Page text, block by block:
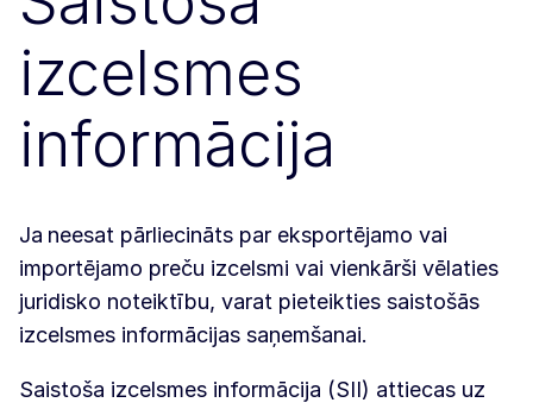
izcelsmes
informācija
Ja neesat pārliecināts par eksportējamo vai
importējamo preču izcelsmi vai vienkārši vēlaties
juridisko noteiktību, varat pieteikties saistošās
izcelsmes informācijas saņemšanai.
Saistoša izcelsmes informācija (SII) attiecas uz